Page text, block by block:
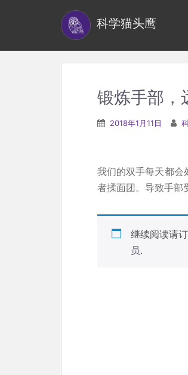
科学猫头鹰
锻炼手部，
2018年1月11日
我们的双手每天都
者揉面团。导致手
继续阅读请
员.